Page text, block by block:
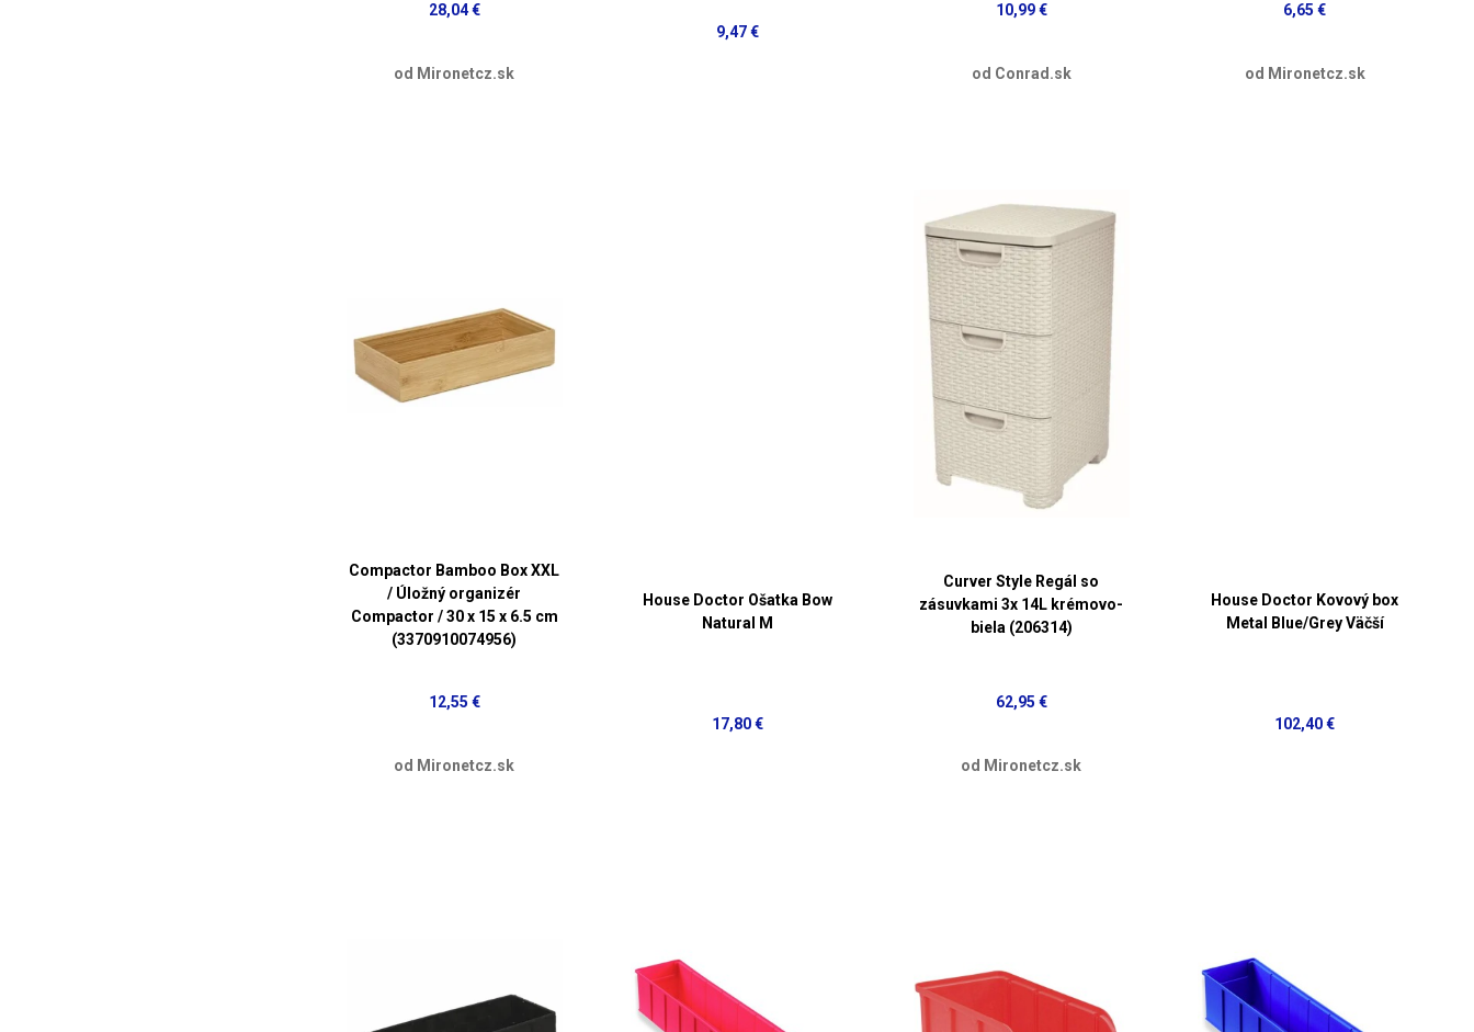
28,04 €
od Mironetcz.sk
9,47 €
10,99 €
od Conrad.sk
6,65 €
od Mironetcz.sk
Compactor Bamboo Box XXL
/ Úložný organizér
Compactor / 30 x 15 x 6.5 cm
(3370910074956)
12,55 €
od Mironetcz.sk
House Doctor Ošatka Bow
Natural M
17,80 €
Curver Style Regál so
zásuvkami 3x 14L krémovo-
biela (206314)
62,95 €
od Mironetcz.sk
House Doctor Kovový box
Metal Blue/Grey Väčší
102,40 €